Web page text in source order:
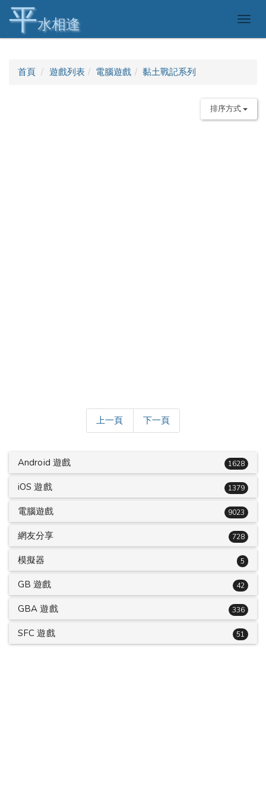
平水相逢
首頁 遊戲列表 電腦遊戲 黏土戰記系列
排序方式
上一頁 下一頁
Android 遊戲 1628
iOS 遊戲 1379
電腦遊戲 9023
網友分享 728
模擬器 5
GB 遊戲 42
GBA 遊戲 336
SFC 遊戲 51